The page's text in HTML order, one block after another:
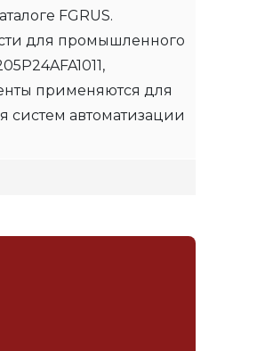
FGRUS.
для промышленного
применяются для
систем автоматизации